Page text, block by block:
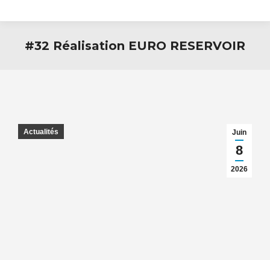
#32 Réalisation EURO RESERVOIR
Juin
8
2026
Actualités